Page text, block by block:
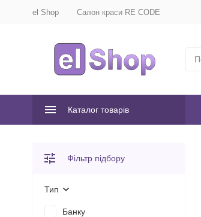
el Shop Салон краси RE CODE
Каталог товарів
Фільтр підбору
Тип
Банку